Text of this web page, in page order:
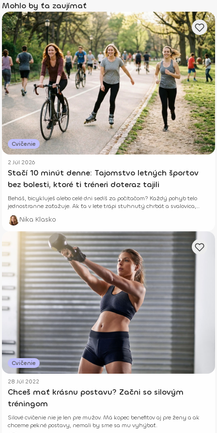
Mohlo by ťa zaujímať
Cvičenie
2 Júl 2026
Stačí 10 minút denne: Tajomstvo letných športov
bez bolesti, ktoré ti tréneri doteraz tajili
Beháš, bicykluješ alebo celé dni sedíš za počítačom? Každý pohyb telo
jednostranne zaťažuje. Ak ťa v lete trápi stuhnutý chrbát a svalovica,
niekde robíš chybu. Zisti, ako ti len 10 minút správneho cvičenia denne
vráti energiu a zabezpečí leto úplne bez b
Nika Klasko
Cvičenie
28 Júl 2022
Chceš mať krásnu postavu? Začni so silovým
tréningom
Silové cvičenie nie je len pre mužov. Má kopec benefitov aj pre ženy a ak
chceme pekné postavy, nemali by sme sa mu vyhýbať.